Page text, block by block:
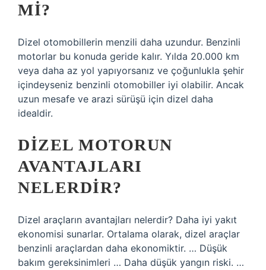
MI?
Dizel otomobillerin menzili daha uzundur. Benzinli
motorlar bu konuda geride kalır. Yılda 20.000 km
veya daha az yol yapıyorsanız ve çoğunlukla şehir
içindeyseniz benzinli otomobiller iyi olabilir. Ancak
uzun mesafe ve arazi sürüşü için dizel daha
idealdir.
DIZEL MOTORUN
AVANTAJLARI
NELERDIR?
Dizel araçların avantajları nelerdir? Daha iyi yakıt
ekonomisi sunarlar. Ortalama olarak, dizel araçlar
benzinli araçlardan daha ekonomiktir. … Düşük
bakım gereksinimleri … Daha düşük yangın riski. …